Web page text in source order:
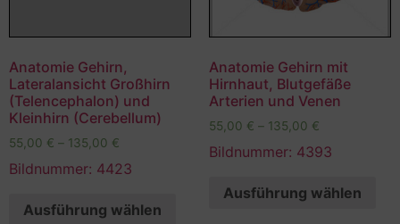
Anatomie Gehirn,
Lateralansicht Großhirn
(Telencephalon) und
Kleinhirn (Cerebellum)
55,00 € – 135,00 €
Bildnummer: 4423
Ausführung wählen
Anatomie Gehirn mit
Hirnhaut, Blutgefäße
Arterien und Venen
55,00 € – 135,00 €
Bildnummer: 4393
Ausführung wählen